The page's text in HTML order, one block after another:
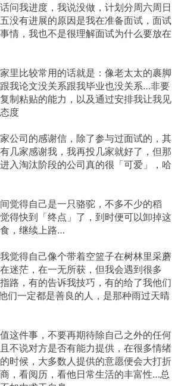
问我进度，我说没做，计划分周六周日
没有进展的原因是我在准备面试，面试
情，我也不是很理解面试为什么要放在
里比较常用的话就是：像老太太的裹脚
我论文没关系跟我毕业也没关系…非要
制粘贴的能力，以及通过安排我让我见
度
公司的感谢信，除了参与过面试的，其
几家感谢我，我再投几家就好了，但那
入淘汰阶段的公司真的很「可爱」，哈
觉得自己是一只骆驼，不多不少的稻
得快到「终点」了，到时便可以卸掉这
，继续上路…
觉得自己像个带着空篮子在树林里采蘑
迷茫，在一无所获，但我会遇到很多
路，有的告诉我技巧，有的给了我他们
们一定都是善良的人，是那种雨过天晴
这件事，不要再期待除自己之外的任何
不说对方是否有能力提供，在很多情绪
时候，大多数人提供的意愿便会大打折
，看阅历，看他日常生活的丰富性…总